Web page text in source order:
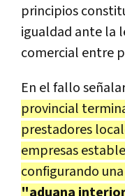
principios
igualdad ante la
comercial entre
En el fallo
provincial
prestadores
empresas
configurando